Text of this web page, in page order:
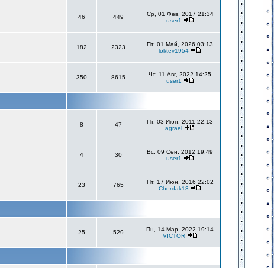
46 449
Ср, 01 Фев, 2017 21:34
user1
182 2323
Пт, 01 Май, 2026 03:13
loktev1954
350 8615
Чт, 11 Авг, 2022 14:25
user1
8 47
Пт, 03 Июн, 2011 22:13
agrael
4 30
Вс, 09 Сен, 2012 19:49
user1
23 765
Пт, 17 Июн, 2016 22:02
Cherdak13
25 529
Пн, 14 Мар, 2022 19:14
VICTOR